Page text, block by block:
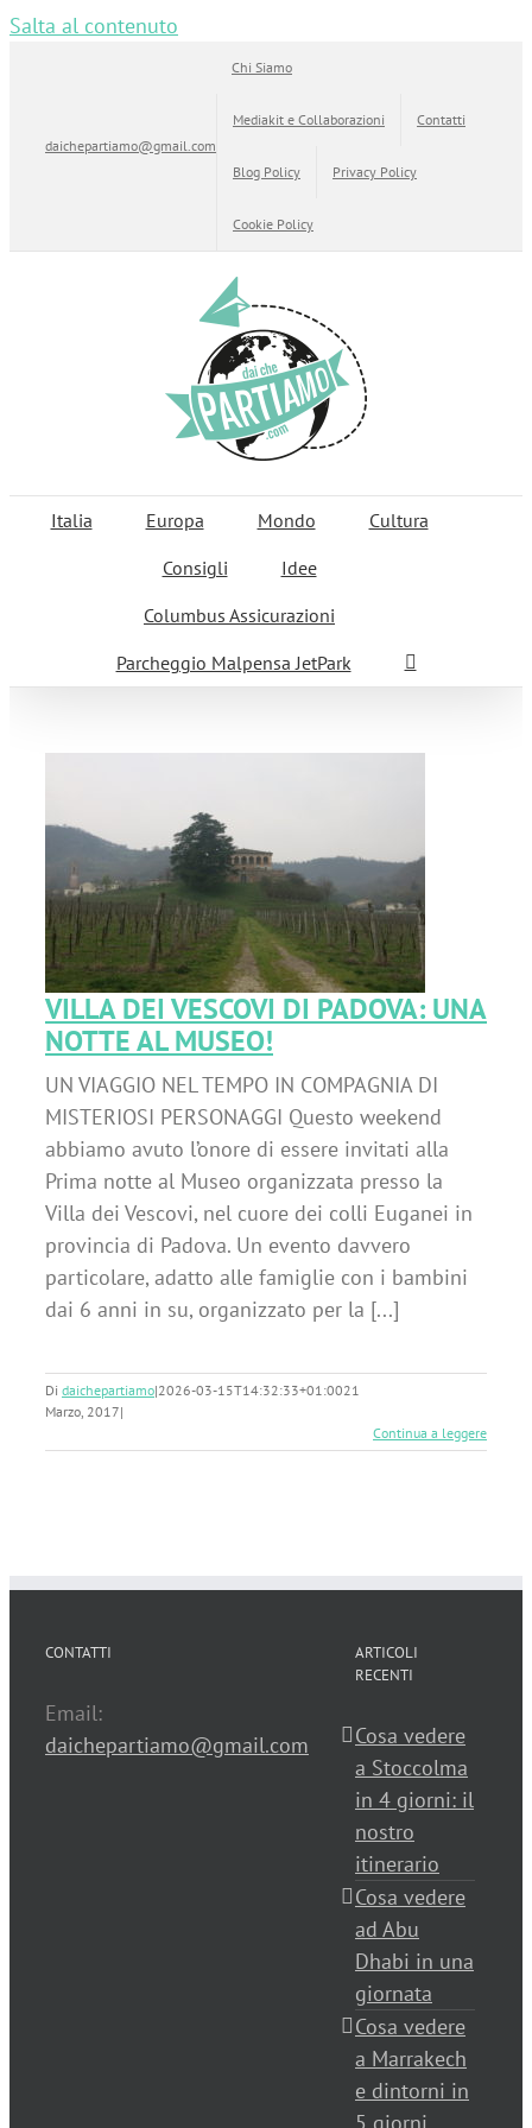
Salta al contenuto
daichepartiamo@gmail.com
Chi Siamo
Mediakit e Collaborazioni Contatti
Blog Policy Privacy Policy
Cookie Policy
Italia Europa Mondo
Cultura
Consigli
Idee
Columbus Assicurazioni
Parcheggio Malpensa JetPark
VILLA DEI VESCOVI DI PADOVA: UNA
NOTTE AL MUSEO!
UN VIAGGIO NEL TEMPO IN COMPAGNIA DI
MISTERIOSI PERSONAGGI Questo weekend
abbiamo avuto l’onore di essere invitati alla
Prima notte al Museo organizzata presso la
Villa dei Vescovi, nel cuore dei colli Euganei in
provincia di Padova. Un evento davvero
particolare, adatto alle famiglie con i bambini
dai 6 anni in su, organizzato per la [...]
Di daichepartiamo|2026-03-15T14:32:33+01:0021
Marzo, 2017|
Continua a leggere
CONTATTI
Email:
daichepartiamo@gmail.com
ARTICOLI
RECENTI
Cosa vedere
a Stoccolma
in 4 giorni: il
nostro
itinerario
Cosa vedere
ad Abu
Dhabi in una
giornata
Cosa vedere
a Marrakech
e dintorni in